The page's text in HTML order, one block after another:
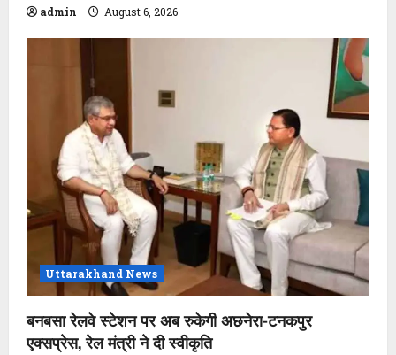
admin August 6, 2026
Uttarakhand News
बनबसा रेलवे स्टेशन पर अब रुकेगी अछनेरा-टनकपुर
एक्सप्रेस, रेल मंत्री ने दी स्वीकृति